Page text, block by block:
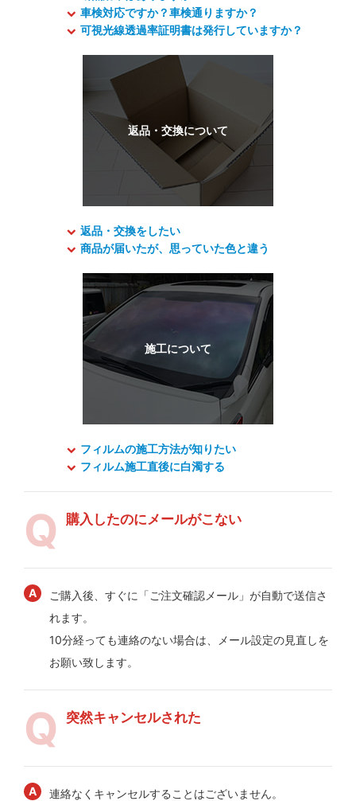
車検対応ですか？車検通りますか？
可視光線透過率証明書は発行していますか？
返品・交換をしたい
商品が届いたが、思っていた色と違う
フィルムの施工方法が知りたい
フィルム施工直後に白濁する
購入したのにメールがこない
ご購入後、すぐに「ご注文確認メール」が自動で送信さ
れます。
10分経っても連絡のない場合は、メール設定の見直しを
お願い致します。
突然キャンセルされた
連絡なくキャンセルすることはございません。